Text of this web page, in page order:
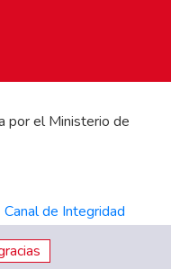
por el Ministerio de
Canal de Integridad